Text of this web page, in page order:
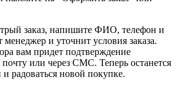
заказ, напишите ФИО, телефон и
и уточнит условия заказа.
вам придет подтверждение
или через СМС. Теперь останется
и радоваться новой покупке.